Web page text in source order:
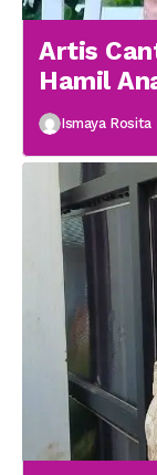
Artis
Hamil
menikah
Ismaya Rosita